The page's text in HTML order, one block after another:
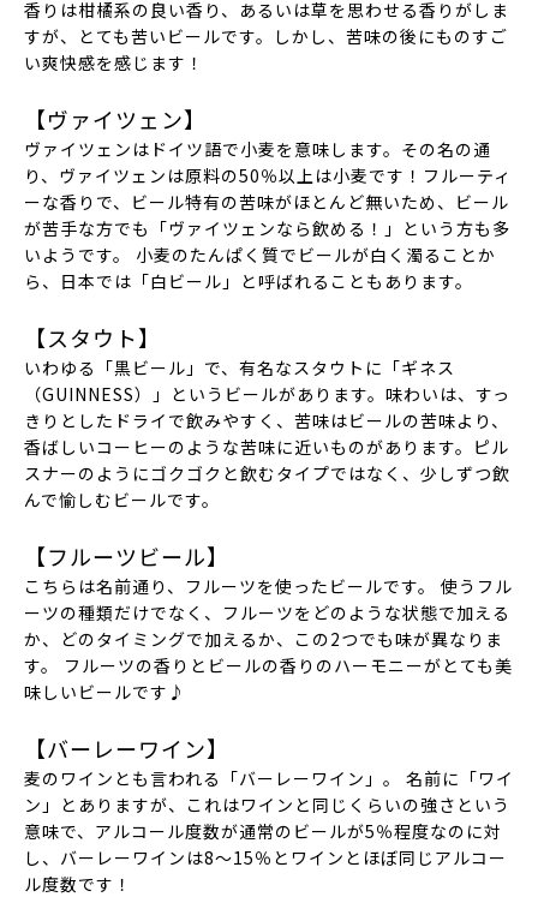
香りは柑橘系の良い香り、あるいは草を思わせる香りがしま
すが、とても苦いビールです。しかし、苦味の後にものすご
い爽快感を感じます！
【ヴァイツェン】
ヴァイツェンはドイツ語で小麦を意味します。その名の通
り、ヴァイツェンは原料の50％以上は小麦です！フルーティ
ーな香りで、ビール特有の苦味がほとんど無いため、ビール
が苦手な方でも「ヴァイツェンなら飲める！」という方も多
いようです。 小麦のたんぱく質でビールが白く濁ることか
ら、日本では「白ビール」と呼ばれることもあります。
【スタウト】
いわゆる「黒ビール」で、有名なスタウトに 「ギネス
（GUINNESS）」 というビールがあります。味わいは、すっ
きりとしたドライで飲みやすく、苦味はビールの苦味より、
香ばしいコーヒーのような苦味に近いものがあります。ピル
スナーのようにゴクゴクと飲むタイプではなく、少しずつ飲
んで愉しむビールです。
【フルーツビール】
こちらは名前通り、 フルーツを使ったビールです。 使うフル
ーツの種類だけでなく、フルーツをどのような状態で加える
か、どのタイミングで加えるか、この2つでも味が異なりま
す。 フルーツの香りとビールの香りのハーモニーがとても美
味しいビールです♪
【バーレーワイン】
麦のワインとも言われる「バーレーワイン」。 名前に「ワイ
ン」とありますが、これはワインと同じくらいの強さという
意味で、アルコール度数が通常のビールが5％程度なのに対
し、バーレーワインは8～15％と ワインとほぼ同じアルコー
ル度数です！